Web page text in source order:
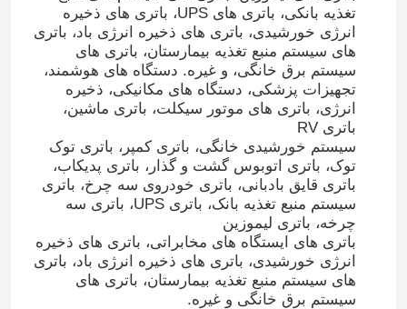
تغذیه بانکی، باتری های UPS، باتری های ذخیره
انرژی خورشیدی، باتری های ذخیره انرژی باد، باتری
های سیستم منبع تغذیه بیمارستان، باتری های
سیستم برق خانگی، و غیره. دستگاه های هوشمند،
تجهیزات پزشکی، دستگاه های مکانیکی، ذخیره
انرژی، باتری های موتور سیکلت، باتری ماشین،
باتری RV
سیستم خورشیدی خانگی، باتری کمپر، ​​باتری توک
توک، باتری اتوبوس گشت و گذار، باتری پدیکاب،
باتری قایق بادبانی، باتری خودروی سه چرخ، باتری
سیستم منبع تغذیه بانک، باتری UPS، باتری سه
چرخه، باتری لیموزین
باتری های ایستگاه های مخابراتی، باتری های ذخیره
انرژی خورشیدی، باتری های ذخیره انرژی باد، باتری
های سیستم منبع تغذیه بیمارستان، باتری های
سیستم برق خانگی و غیره.